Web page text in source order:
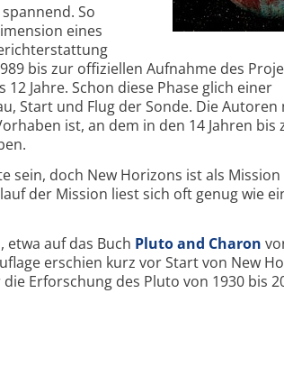
So
eines
bis zur offiziellen Aufnahme des
Jahre. Schon diese Phase glich einer
Start und Flug der Sonde. Die Autoren
ist, an dem in den 14 Jahren bis
sein, doch New Horizons ist als
der Mission liest sich oft genug wie
etwa auf das Buch Pluto and Charon
erschien kurz vor Start von New
Erforschung des Pluto von 1930 bis